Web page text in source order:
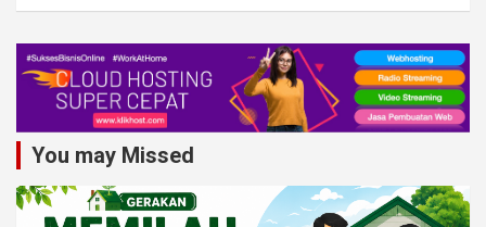
You may Missed